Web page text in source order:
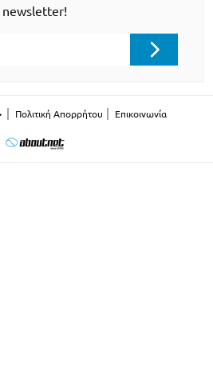
newsletter!
Πολιτική Απορρήτου Επικοινωνία